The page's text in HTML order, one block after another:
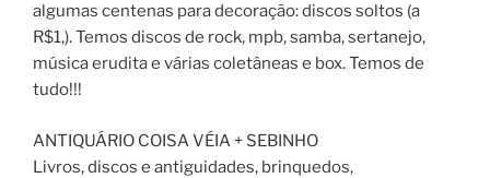
algumas centenas para decoração: discos soltos (a
R$1,). Temos discos de rock, mpb, samba, sertanejo,
música erudita e várias coletâneas e box. Temos de
tudo!!!
ANTIQUÁRIO COISA VÉIA + SEBINHO
Livros, discos e antiguidades, brinquedos,